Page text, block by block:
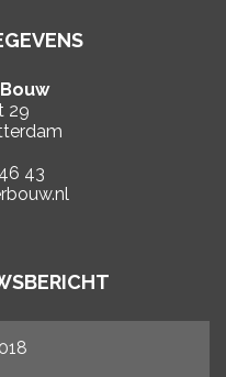
29
43